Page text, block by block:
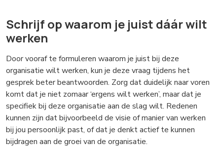
Schrijf op waarom je juist dáár wilt
werken
Door vooraf te formuleren waarom je juist bij deze
organisatie wilt werken, kun je deze vraag tijdens het
gesprek beter beantwoorden. Zorg dat duidelijk naar voren
komt dat je niet zomaar ‘ergens wilt werken’, maar dat je
specifiek bij deze organisatie aan de slag wilt. Redenen
kunnen zijn dat bijvoorbeeld de visie of manier van werken
bij jou persoonlijk past, of dat je denkt actief te kunnen
bijdragen aan de groei van de organisatie.